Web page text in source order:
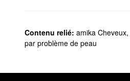
Contenu relié: amika Cheveux,
par problème de peau